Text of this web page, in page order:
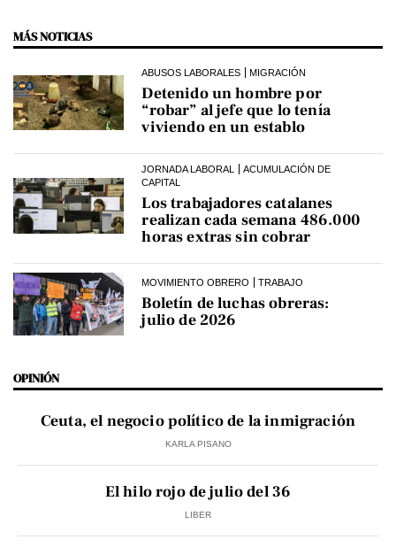
MÁS NOTICIAS
ABUSOS LABORALES MIGRACIÓN
Detenido un hombre por
“robar” al jefe que lo tenía
viviendo en un establo
JORNADA LABORAL
ACUMULACIÓN DE
CAPITAL
Los trabajadores catalanes
realizan cada semana 486.000
horas extras sin cobrar
MOVIMIENTO OBRERO TRABAJO
Boletín de luchas obreras:
julio de 2026
OPINIÓN
Ceuta, el negocio político de la inmigración
KARLA PISANO
El hilo rojo de julio del 36
LIBER